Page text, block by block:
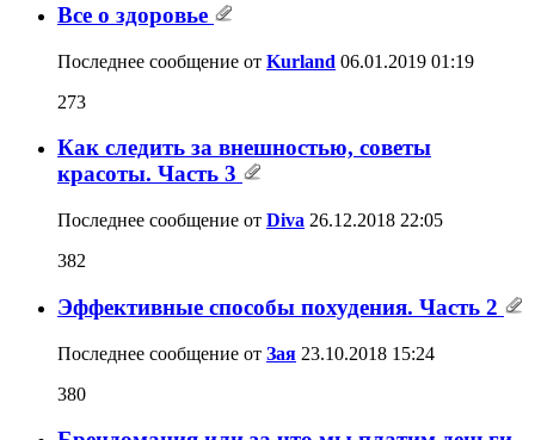
Все о здоровье
Последнее сообщение от Kurland 06.01.2019 01:19
273
Как следить за внешностью, советы
красоты. Часть 3
Последнее сообщение от Diva 26.12.2018 22:05
382
Эффективные способы похудения. Часть 2
Последнее сообщение от Зая 23.10.2018 15:24
380